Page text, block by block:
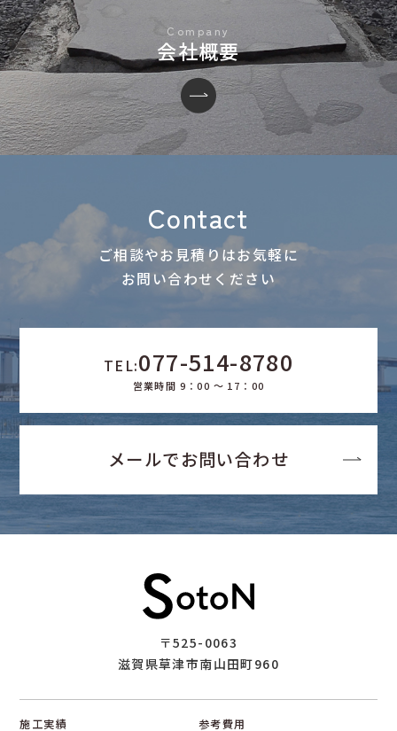
会社概要
Contact
ご相談やお見積りはお気軽に
お問い合わせください
TEL:077-514-8780
営業時間 9：00 ～ 17：00
メールでお問い合わせ
〒525-0063
滋賀県草津市南山田町960
施工実績 参考費用